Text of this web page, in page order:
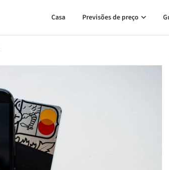
Casa Previsões de preço